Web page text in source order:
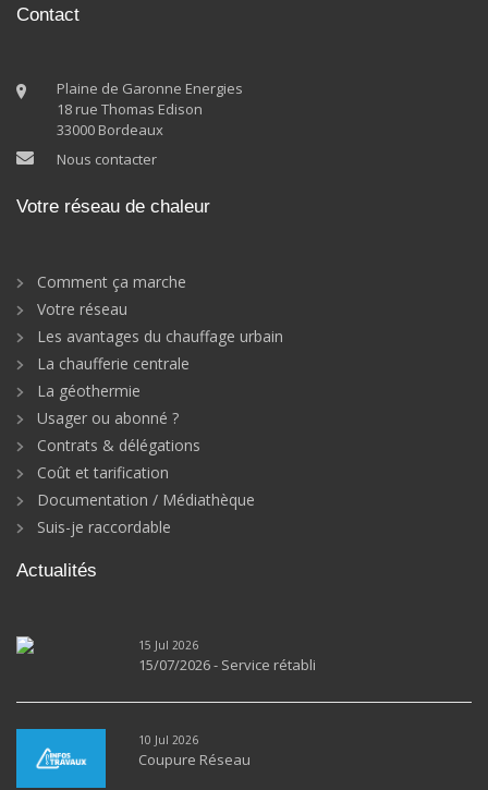
Contact
Plaine de Garonne Energies
18 rue Thomas Edison
33000 Bordeaux
Nous contacter
Votre réseau de chaleur
Comment ça marche
Votre réseau
Les avantages du chauffage urbain
La chaufferie centrale
La géothermie
Usager ou abonné ?
Contrats & délégations
Coût et tarification
Documentation / Médiathèque
Suis-je raccordable
Actualités
15 Jul 2026
15/07/2026 - Service rétabli
10 Jul 2026
Coupure Réseau